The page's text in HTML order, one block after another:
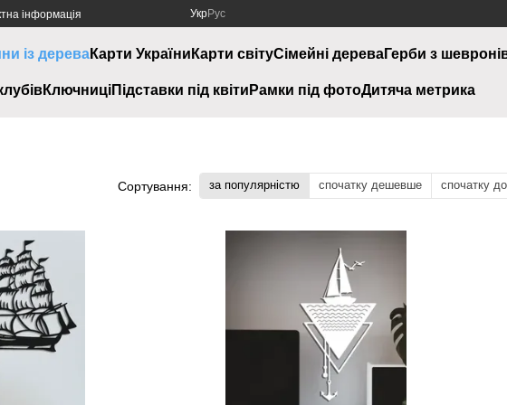
інформація УкрРус
із дереваКарти України Карти світуСімейні дереваГерби з
КлючниціПідставки під квіти Рамки під фотоДитяча метрика
Сортування: за популярністю спочатку дешевше спочатку